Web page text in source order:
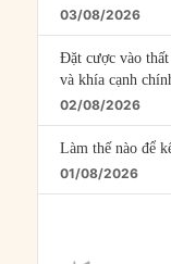
03/08/2026
Đặt cược vào
và khía cạnh
02/08/2026
Làm thế nào để
01/08/2026